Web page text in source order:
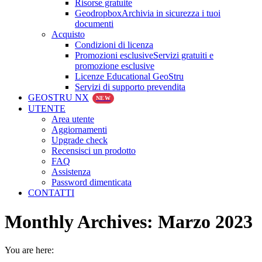
Risorse gratuite
GeodropboxArchivia in sicurezza i tuoi
documenti
Acquisto
Condizioni di licenza
Promozioni esclusiveServizi gratuiti e
promozione esclusive
Licenze Educational GeoStru
Servizi di supporto prevendita
GEOSTRU NX
NEW
UTENTE
Area utente
Aggiornamenti
Upgrade check
Recensisci un prodotto
FAQ
Assistenza
Password dimenticata
CONTATTI
Monthly Archives: Marzo 2023
You are here: